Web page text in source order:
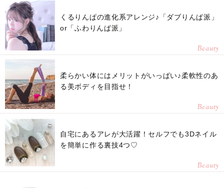
くるりんぱの進化系アレンジ♪「ダブりんぱ派」
or「ふわりんぱ派」
Beauty
柔らかい体にはメリットがいっぱい♪柔軟性のあ
る美ボディを目指せ！
Beauty
自宅にあるアレが大活躍！セルフでも3Dネイル
を簡単に作る裏技4つ♡
Beauty